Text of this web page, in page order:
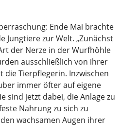
Ende Mai brachte
Jungtiere zur Welt. „Zunächst
der Nerze in der Wurfhöhle
ausschließlich von ihrer
Tierpflegerin. Inzwischen
immer öfter auf eigene
sind jetzt dabei, die Anlage zu
Nahrung zu sich zu
wachsamen Augen ihrer